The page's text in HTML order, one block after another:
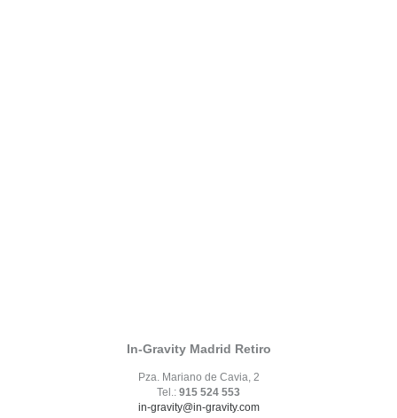
In-Gravity Madrid Retiro
Pza. Mariano de Cavia, 2
Tel.: 915 524 553
in-gravity@in-gravity.com